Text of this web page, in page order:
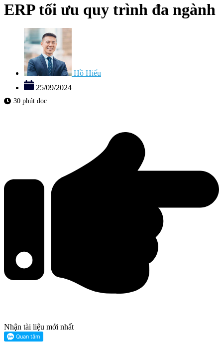
ERP tối ưu quy trình đa ngành
Hồ Hiếu
25/09/2024
30 phút đọc
Nhận tài liệu mới nhất